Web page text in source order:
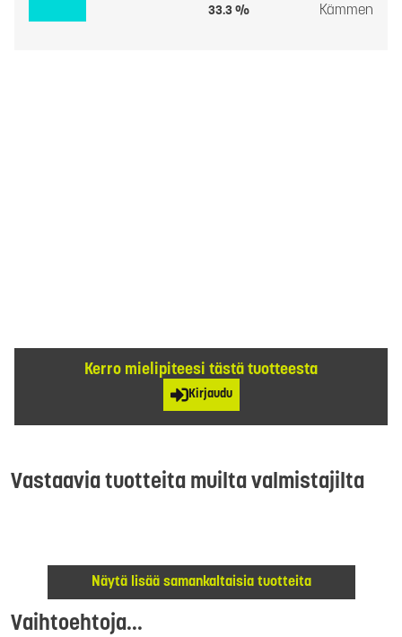
33.3 % Kämmen
Kerro mielipiteesi tästä tuotteesta
Kirjaudu
Vastaavia tuotteita muilta valmistajilta
Näytä lisää samankaltaisia tuotteita
Vaihtoehtoja...